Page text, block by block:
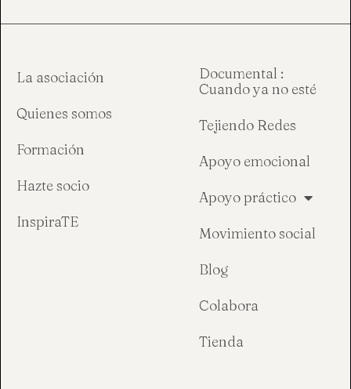
La asociación
Quienes somos
Formación
Hazte socio
InspiraTE
Documental :
Cuando ya no esté
Tejiendo Redes
Apoyo emocional
Apoyo práctico
Movimiento social
Blog
Colabora
Tienda